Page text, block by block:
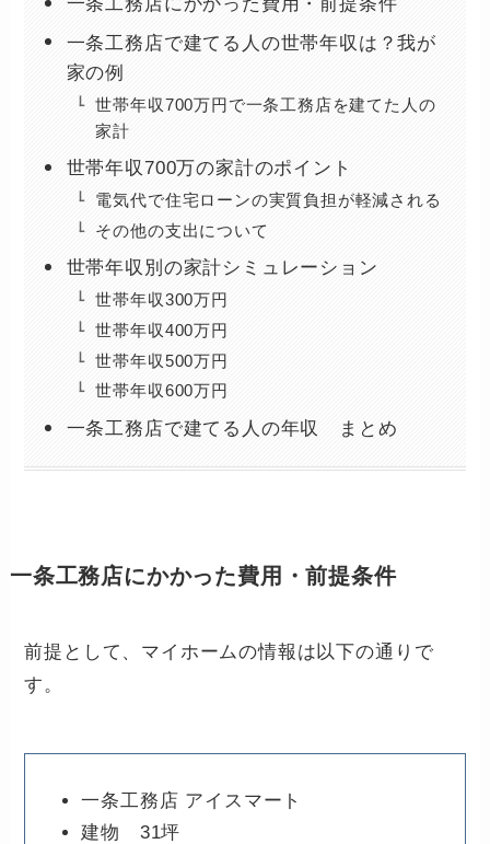
一条工務店で建てる人の世帯年収は？我が
家の例
世帯年収700万円で一条工務店を建てた人の
家計
世帯年収700万の家計のポイント
電気代で住宅ローンの実質負担が軽減される
その他の支出について
世帯年収別の家計シミュレーション
世帯年収300万円
世帯年収400万円
世帯年収500万円
世帯年収600万円
一条工務店で建てる人の年収 まとめ
一条工務店にかかった費用・前提条件
前提として、マイホームの情報は以下の通りで
す。
一条工務店 アイスマート
建物 31坪